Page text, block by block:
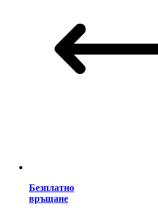
Безплатно
връщане